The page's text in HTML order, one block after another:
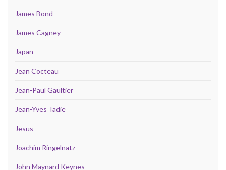
James Bond
James Cagney
Japan
Jean Cocteau
Jean-Paul Gaultier
Jean-Yves Tadie
Jesus
Joachim Ringelnatz
John Maynard Keynes